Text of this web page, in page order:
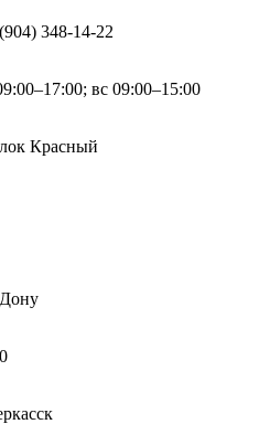
348-14-22
вс 09:00–15:00
Красный